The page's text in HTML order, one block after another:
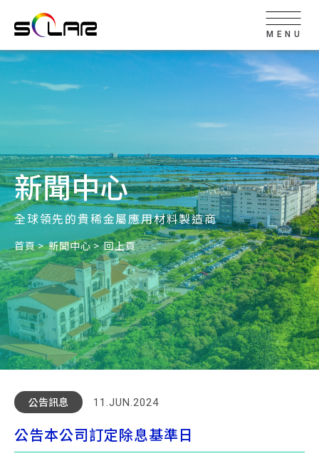
新聞中心
全球領先的貴稀金屬應用材料製造商
首頁 新聞中心 回上頁
公告訊息 11.JUN.2024
公告本公司訂定除息基準日
MENU